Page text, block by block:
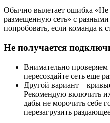
Обычно вылетает ошибка «Не
размещенную сеть» с
попробовать, если команда к
Не получается
Внимательно
пересоздайте сеть еще
Другой вариант –
Рекомендую включить
дабы не морочить себе
перезагрузить